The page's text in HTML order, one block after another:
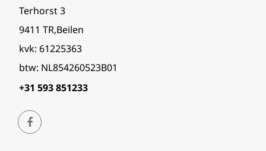
Terhorst 3
9411 TR,Beilen
kvk: 61225363
btw: NL854260523B01
+31 593 851233